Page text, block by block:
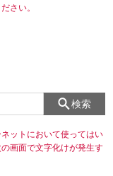
さい。
検索
ットにおいて使ってはい
画面で文字化けが発生す